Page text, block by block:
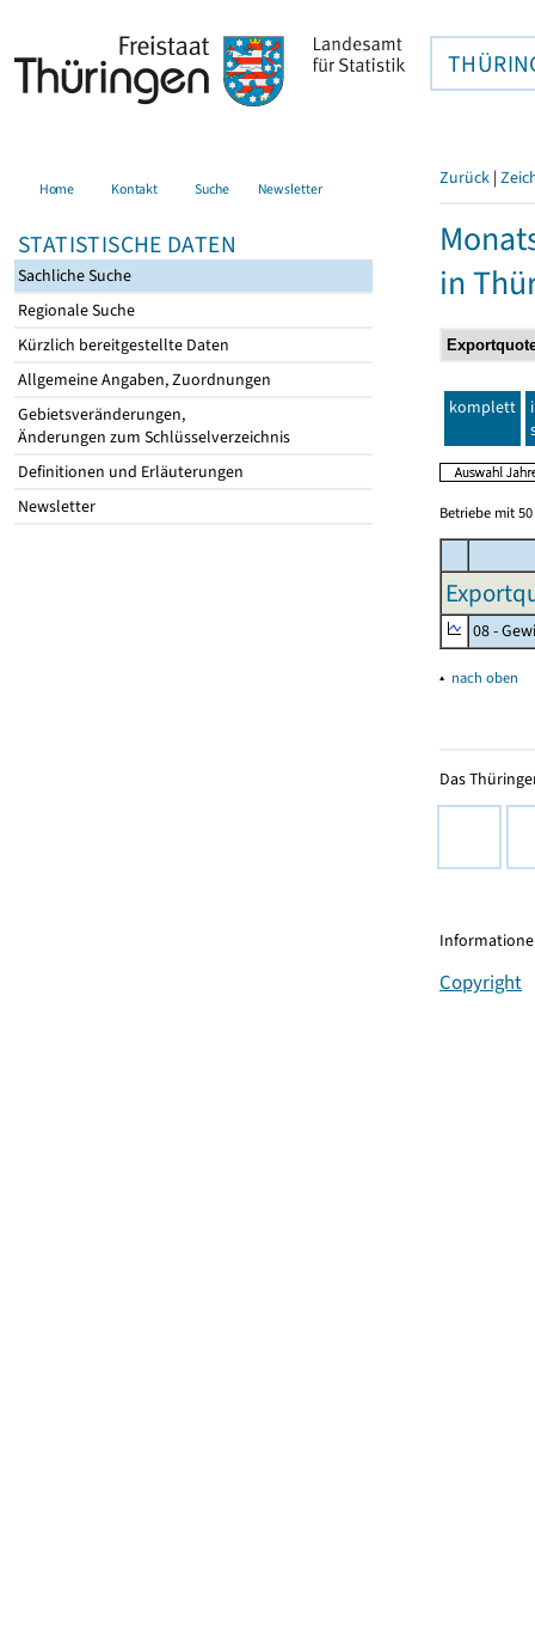
Home Kontakt Suche Newsletter
STATISTISCHE DATEN
Sachliche Suche
Regionale Suche
Kürzlich bereitgestellte Daten
Allgemeine Angaben, Zuordnungen
Gebietsveränderungen,
Änderungen zum Schlüsselverzeichnis
Definitionen und Erläuterungen
Newsletter
Zurück |
in
komplett
Betriebe mit
08 -
▴ nach oben
Das
Copyright